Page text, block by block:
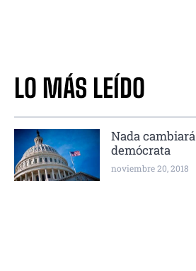
LO MÁS LEÍDO
Nada
demócrata
noviembre 20, 2018